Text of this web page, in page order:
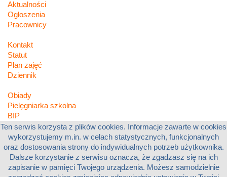
Aktualności
Ogłoszenia
Pracownicy
Kontakt
Statut
Plan zajęć
Dziennik
Obiady
Pielęgniarka szkolna
BIP
Polityka prywatności
Copyright © Zespół Edukacyjny w Skwierzynie 2017-2026
Powered byPHP-Fusioncopyright © 2002 - 2026 by Nick Jones.
Released as free software without warranties underGNU Affero GPLv3.
Ten serwis korzysta z plików cookies. Informacje zawarte w cookies
wykorzystujemy m.in. w celach statystycznych, funkcjonalnych
oraz dostosowania strony do indywidualnych potrzeb użytkownika.
Dalsze korzystanie z serwisu oznacza, że zgadzasz się na ich
zapisanie w pamięci Twojego urządzenia. Możesz samodzielnie